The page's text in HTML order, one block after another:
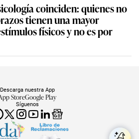
coinciden: quienes no
tienen una mayor
físicos y no es por
Síguenos
Descarga nuestra App
StoreGoogle Play